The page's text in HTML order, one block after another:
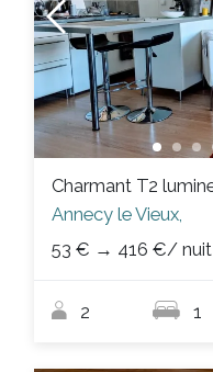
Annecy le Vieux,
53 € → 416 €/ nuit
2 1